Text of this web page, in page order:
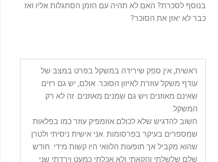
בנוסף לסכרת? האם לא תהיה עם הזמן הסתגלות אליו ואז
כבר לא יאזן את הסוכר?
ראשית, אין ספק שירידה במשקל בפרט במצב של
עודף משקל עוזרת לאיזון הסוכר. אולם, יש גם רזים
שאינם מאוזנים ויש גם שמנים מאוזנים. זה לא רק
המשקל.
חשוב להדגיש שלא לכולם אוזמפיק עוזר כמו בפלאות
שמספרים בעיקר בפרסומות. אני אישית ניסיתי ולטרן
שהוא מקביל אך תופעות הלוואי היו קשות מידי. חודש
שלם שלשלתי והקאתי ולא אכלתי כמעט וירדתי שני